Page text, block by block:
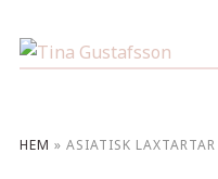
HEM » ASIATISK